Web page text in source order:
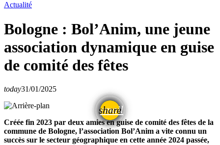
Actualité
Bologne : Bol’Anim, une jeune
association dynamique en guise
de comité des fêtes
today31/01/2025
share
email
Créée fin 2023 par deux amies en guise de comité des fêtes de la
commune de Bologne, l’association Bol’Anim a vite connu un
succès sur le secteur géographique en cette année 2024 passée,